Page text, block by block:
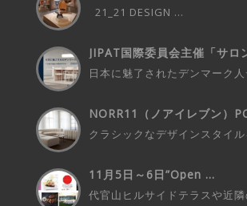
21_21 DESIGN ...
JIPAT国際委員会主催「サロ
日本に魅了されたデンマーク
NORR11（ノアイレブン）
クラシックなデザインスタイ
11月5日～6日”Open ...
代官山ヒルサイドテラスや近